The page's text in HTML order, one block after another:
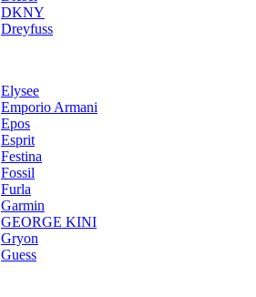
DKNY
Dreyfuss
Elysee
Emporio Armani
Epos
Esprit
Festina
Fossil
Furla
Garmin
GEORGE KINI
Gryon
Guess